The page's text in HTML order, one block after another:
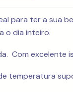
para ter a sua
o dia inteiro.
Com excelente
temperatura